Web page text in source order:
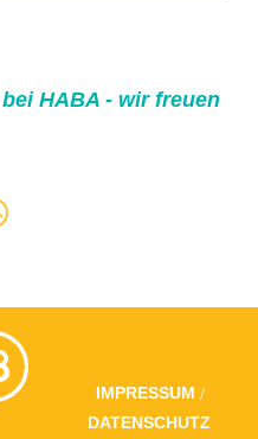
HABA - wir freuen
IMPRESSUM /
DATENSCHUTZ